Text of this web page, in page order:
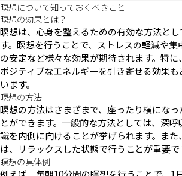
瞑想について知っておくべきこと
瞑想の効果とは？
瞑想は、心身を整えるための有効な方法と
す。瞑想を行うことで、ストレスの軽減や
の安定など様々な効果が期待されます。特に
ポジティブなエネルギーを引き寄せる効果も
います。
瞑想の方法
瞑想の方法はさまざまで、座ったり横になっ
とができます。一般的な方法としては、深
識を内側に向けることが挙げられます。また
は、リラックスした状態で行うことが重要で
瞑想の具体例